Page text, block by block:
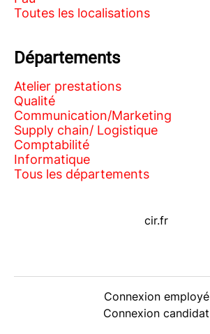
Toutes les localisations
Départements
Atelier prestations
Qualité
Communication/Marketing
Supply chain/ Logistique
Comptabilité
Informatique
Tous les départements
cir.fr
Connexion employé
Connexion candidat